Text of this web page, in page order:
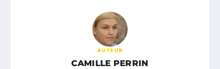
AUTEUR
CAMILLE PERRIN